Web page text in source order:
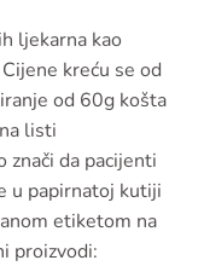
ljekarna kao
kreću se od
od 60g košta
listi
znači da pacijenti
u papirnatoj kutiji
etiketom na
proizvodi: